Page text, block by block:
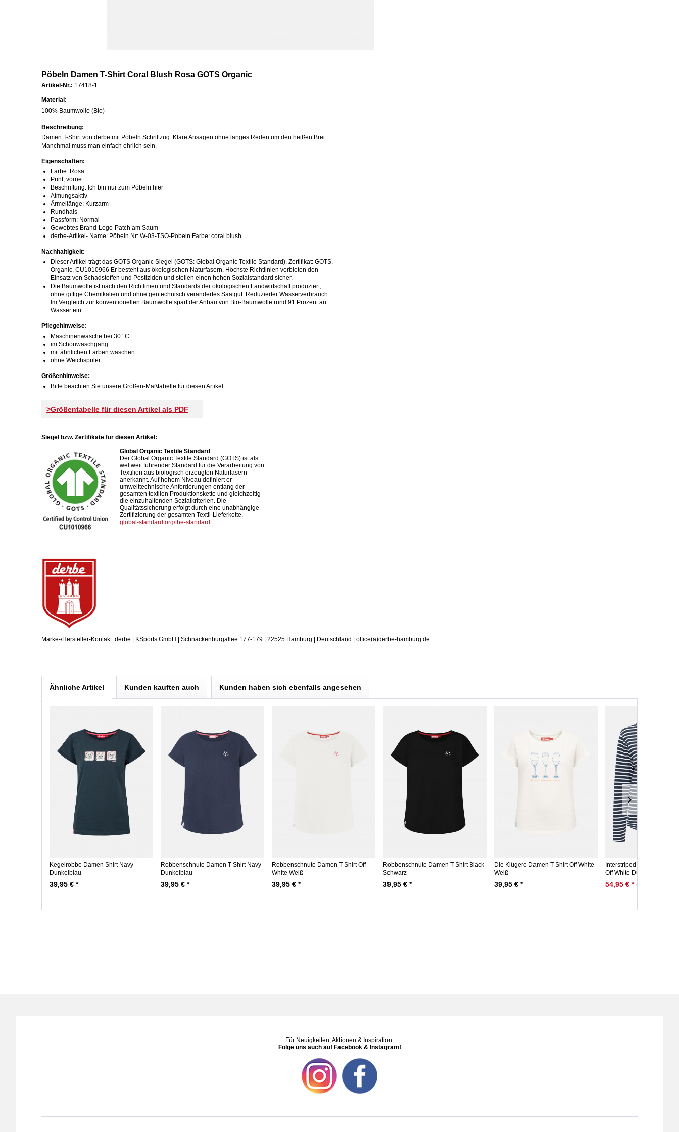
Pöbeln Damen T-Shirt Coral Blush Rosa GOTS Organic
Artikel-Nr.: 17418-1
Material:
100% Baumwolle (Bio)
Beschreibung:
Damen T-Shirt von derbe mit Pöbeln Schriftzug. Klare Ansagen ohne langes Reden um den heißen Brei.
Manchmal muss man einfach ehrlich sein.
Eigenschaften:
Farbe: Rosa
Print, vorne
Beschriftung: Ich bin nur zum Pöbeln hier
Atmungsaktiv
Ärmellänge: Kurzarm
Rundhals
Passform: Normal
Gewebtes Brand-Logo-Patch am Saum
derbe-Artikel- Name: Pöbeln Nr: W-03-TSO-Pöbeln Farbe: coral blush
Nachhaltigkeit:
Dieser Artikel trägt das GOTS Organic Siegel (GOTS: Global Organic Textile Standard). Zertifikat: GOTS,
Organic, CU1010966 Er besteht aus ökologischen Naturfasern. Höchste Richtlinien verbieten den
Einsatz von Schadstoffen und Pestiziden und stellen einen hohen Sozialstandard sicher.
Die Baumwolle ist nach den Richtlinien und Standards der ökologischen Landwirtschaft produziert,
ohne giftige Chemikalien und ohne gentechnisch verändertes Saatgut. Reduzierter Wasserverbrauch:
Im Vergleich zur konventionellen Baumwolle spart der Anbau von Bio-Baumwolle rund 91 Prozent an
Wasser ein.
Pflegehinweise:
Maschinenwäsche bei 30 °C
im Schonwaschgang
mit ähnlichen Farben waschen
ohne Weichspüler
Größenhinweise:
Bitte beachten Sie unsere Größen-Maßtabelle für diesen Artikel.
>Größentabelle für diesen Artikel als PDF
Siegel bzw. Zertifikate für diesen Artikel:
Global Organic Textile Standard
Der Global Organic Textile Standard (GOTS) ist als
weltweit führender Standard für die Verarbeitung von
Textilien aus biologisch erzeugten Naturfasern
anerkannt. Auf hohem Niveau definiert er
umwelttechnische Anforderungen entlang der
gesamten textilen Produktionskette und gleichzeitig
die einzuhaltenden Sozialkriterien. Die
Qualitätssicherung erfolgt durch eine unabhängige
Zertifizierung der gesamten Textil-Lieferkette.
global-standard.org/the-standard
Marke-/Hersteller-Kontakt: derbe | KSports GmbH | Schnackenburgallee 177-179 | 22525 Hamburg | Deutschland | office(a)derbe-hamburg.de
Ähnliche Artikel Kunden kauften auch Kunden haben sich ebenfalls angesehen
Kegelrobbe Damen Shirt Navy
Dunkelblau
39,95 € *
Robbenschnute Damen T-Shirt Navy
Dunkelblau
39,95 € *
Robbenschnute Damen T-Shirt Off
White Weiß
39,95 € *
Robbenschnute Damen T-Shirt Black
Schwarz
39,95 € *
Die Klügere Damen T-Shirt Off White
Weiß
39,95 € *
Interstriped Damen
Off White Dunkelblau...
54,95 € * 69,95 € *
Für Neuigkeiten, Aktionen & Inspiration:
Folge uns auch auf Facebook & Instagram!